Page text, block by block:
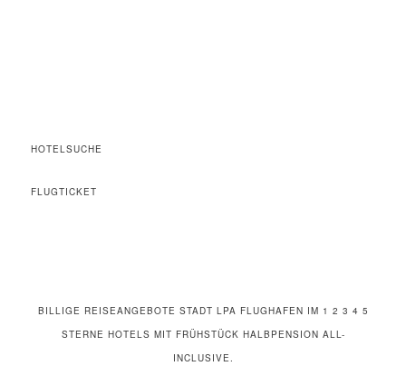
HOTELSUCHE
FLUGTICKET
BILLIGE REISEANGEBOTE STADT LPA FLUGHAFEN IM 1 2 3 4 5
STERNE HOTELS MIT FRÜHSTÜCK HALBPENSION ALL-
INCLUSIVE.